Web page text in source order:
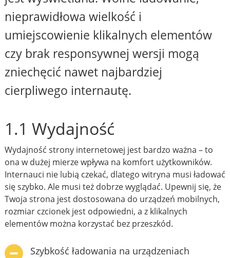
nieprawidłowa wielkość i
umiejscowienie klikalnych elementów
czy brak responsywnej wersji mogą
zniechęcić nawet najbardziej
cierpliwego internautę.
1.1 Wydajność
Wydajność strony internetowej jest bardzo ważna – to
ona w dużej mierze wpływa na komfort użytkowników.
Internauci nie lubią czekać, dlatego witryna musi ładować
się szybko. Ale musi też dobrze wyglądać. Upewnij się, że
Twoja strona jest dostosowana do urządzeń mobilnych,
rozmiar czcionek jest odpowiedni, a z klikalnych
elementów można korzystać bez przeszkód.
Szybkość ładowania na urządzeniach